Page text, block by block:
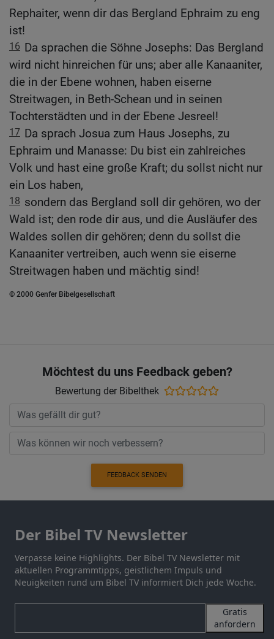
Rephaiter, wenn dir das Bergland Ephraim zu eng
ist!
16 Da sprachen die Söhne Josephs: Das Bergland
wird nicht hinreichen für uns; aber alle Kanaaniter,
die in der Ebene wohnen, haben eiserne
Streitwagen, in Beth-Schean und in seinen
Tochterstädten und in der Ebene Jesreel!
17 Da sprach Josua zum Haus Josephs, zu
Ephraim und Manasse: Du bist ein zahlreiches
Volk und hast eine große Kraft; du sollst nicht nur
ein Los haben,
18 sondern das Bergland soll dir gehören, wo der
Wald ist; den rode dir aus, und die Ausläufer des
Waldes sollen dir gehören; denn du sollst die
Kanaaniter vertreiben, auch wenn sie eiserne
Streitwagen haben und mächtig sind!
© 2000 Genfer Bibelgesellschaft
Möchtest du uns Feedback geben?
Bewertung der Bibelthek
FEEDBACK SENDEN
Der Bibel TV Newsletter
Verpasse keine Highlights. Der Bibel TV Newsletter mit
aktuellen Programmtipps, geistlichem Impuls und
Neuigkeiten rund um Bibel TV informiert Dich jede Woche.
Gratis
anfordern